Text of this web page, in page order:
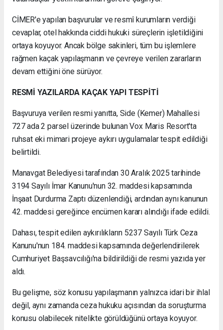
CİMER'e yapılan başvurular ve resmî kurumların verdiği
cevaplar, otel hakkında ciddi hukuki süreçlerin işletildiğini
ortaya koyuyor. Ancak bölge sakinleri, tüm bu işlemlere
rağmen kaçak yapılaşmanın ve çevreye verilen zararların
devam ettiğini öne sürüyor.
RESMİ YAZILARDA KAÇAK YAPI TESPİTİ
Başvuruya verilen resmi yanıtta, Side (Kemer) Mahallesi
727 ada 2 parsel üzerinde bulunan Vox Maris Resort'ta
ruhsat eki mimari projeye aykırı uygulamalar tespit edildiği
belirtildi.
Manavgat Belediyesi tarafından 30 Aralık 2025 tarihinde
3194 Sayılı İmar Kanunu'nun 32. maddesi kapsamında
İnşaat Durdurma Zaptı düzenlendiği, ardından aynı kanunun
42. maddesi gereğince encümen kararı alındığı ifade edildi.
Dahası, tespit edilen aykırılıkların 5237 Sayılı Türk Ceza
Kanunu'nun 184. maddesi kapsamında değerlendirilerek
Cumhuriyet Başsavcılığı'na bildirildiği de resmi yazıda yer
aldı.
Bu gelişme, söz konusu yapılaşmanın yalnızca idari bir ihlal
değil, aynı zamanda ceza hukuku açısından da soruşturma
konusu olabilecek nitelikte görüldüğünü ortaya koyuyor.